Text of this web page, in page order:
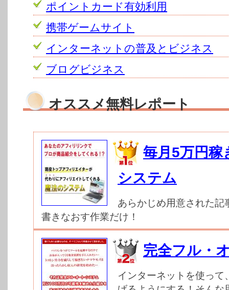
ポイントカード有効利用
携帯ゲームサイト
インターネットの普及とビジネス
ブログビジネス
オススメ無料レポート
毎月5万円稼
システム
あらかじめ用意された記
書きなおす作業だけ！
完全フル・
インターネットを使って